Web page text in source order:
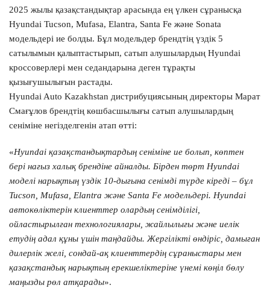
2025 жылы қазақстандықтар арасында ең үлкен сұранысқа
Hyundai Tucson, Mufasa, Elantra, Santa Fe және Sonata
модельдері ие болды. Бұл модельдер брендтің үздік 5
сатылымын қалыптастырып, сатып алушылардың Hyundai
кроссоверлері мен седандарына деген тұрақты
қызығушылығын растады.
Hyundai Auto Kazakhstan дистрибуциясының директоры Марат
Смағұлов брендтің көшбасшылығы сатып алушылардың
сеніміне негізделгенін атап өтті:
«Hyundai қазақстандықтардың сеніміне ие болып, көптен
бері нағыз халық брендіне айналды. Бірден төрт Hyundai
моделі нарықтың үздік 10-дығына сенімді түрде кіреді – бұл
Tucson, Mufasa, Elantra және Santa Fe модельдері. Hyundai
автокөліктерін клиенттер олардың сенімділігі,
ойластырылған технологиялары, жайлылығы және иелік
етудің адал құны үшін таңдайды. Жергілікті өндіріс, дамыған
дилерлік желі, сондай-ақ клиенттердің сұраныстары мен
қазақстандық нарықтың ерекшеліктеріне үнемі көңіл бөлу
маңызды рөл атқарады».